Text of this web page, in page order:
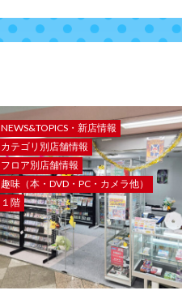
NEWS&TOPICS・新店情報
カテゴリ別店舗情報
フロア別店舗情報
趣味（本・DVD・PC・カメラ他）
１階